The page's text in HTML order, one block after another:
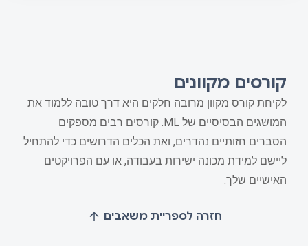
קורסים מקוונים
לקיחת קורס מקוון מרובה חלקים היא דרך טובה ללמוד את
המושגים הבסיסיים של ML. קורסים רבים מספקים
הסברים חזותיים נהדרים, ואת הכלים הדרושים כדי להתחיל
ליישם למידת מכונה ישירות בעבודה, או עם הפרויקטים
האישיים שלך.
חזרה לספריית משאבים